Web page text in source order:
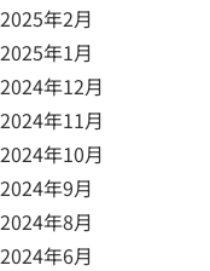
2025年2月
2025年1月
2024年12月
2024年11月
2024年10月
2024年9月
2024年8月
2024年6月